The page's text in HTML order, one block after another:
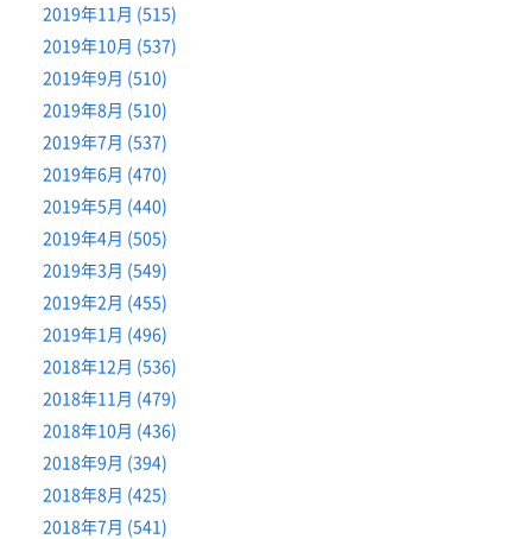
2019年11月 (515)
2019年10月 (537)
2019年9月 (510)
2019年8月 (510)
2019年7月 (537)
2019年6月 (470)
2019年5月 (440)
2019年4月 (505)
2019年3月 (549)
2019年2月 (455)
2019年1月 (496)
2018年12月 (536)
2018年11月 (479)
2018年10月 (436)
2018年9月 (394)
2018年8月 (425)
2018年7月 (541)